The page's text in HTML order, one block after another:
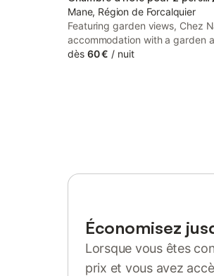
Mane, Région de Forcalquier
Featuring garden views, Chez
accommodation with a garden
balcony, around 38 km from
dès 60 € / nuit
Économisez
Lorsque vous êtes
prix et vous avez